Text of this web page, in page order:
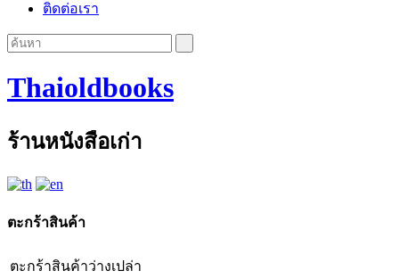
ติดต่อเรา
Thaioldbooks
ร้านหนังสือเก่า
ตะกร้าสินค้า
ตะกร้าสินค้าว่างเปล่า